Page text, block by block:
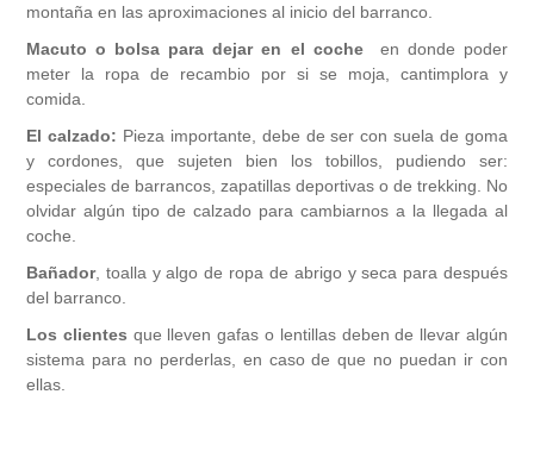
montaña en las aproximaciones al inicio del barranco.
Macuto o bolsa para dejar en el cocheen donde poder
meter la ropa de recambio por si se moja, cantimplora y
comida.
El calzado: Pieza importante, debe de ser con suela de goma
y cordones, que sujeten bien los tobillos, pudiendo ser:
especiales de barrancos, zapatillas deportivas o de trekking. No
olvidar algún tipo de calzado para cambiarnos a la llegada al
coche.
Bañador, toalla y algo de ropa de abrigo y seca para después
del barranco.
Los clientes que lleven gafas o lentillas deben de llevar algún
sistema para no perderlas, en caso de que no puedan ir con
ellas.